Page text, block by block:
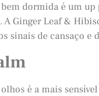
dormida é um up
A Ginger Leaf &
sinais de cansaço e
é a mais